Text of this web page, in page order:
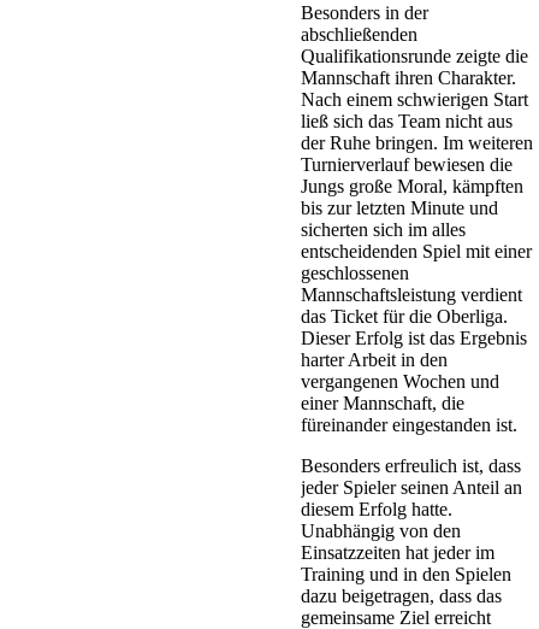
Besonders in der
abschließenden
Qualifikationsrunde zeigte die
Mannschaft ihren Charakter.
Nach einem schwierigen Start
ließ sich das Team nicht aus
der Ruhe bringen. Im weiteren
Turnierverlauf bewiesen die
Jungs große Moral, kämpften
bis zur letzten Minute und
sicherten sich im alles
entscheidenden Spiel mit einer
geschlossenen
Mannschaftsleistung verdient
das Ticket für die Oberliga.
Dieser Erfolg ist das Ergebnis
harter Arbeit in den
vergangenen Wochen und
einer Mannschaft, die
füreinander eingestanden ist.
Besonders erfreulich ist, dass
jeder Spieler seinen Anteil an
diesem Erfolg hatte.
Unabhängig von den
Einsatzzeiten hat jeder im
Training und in den Spielen
dazu beigetragen, dass das
gemeinsame Ziel erreicht